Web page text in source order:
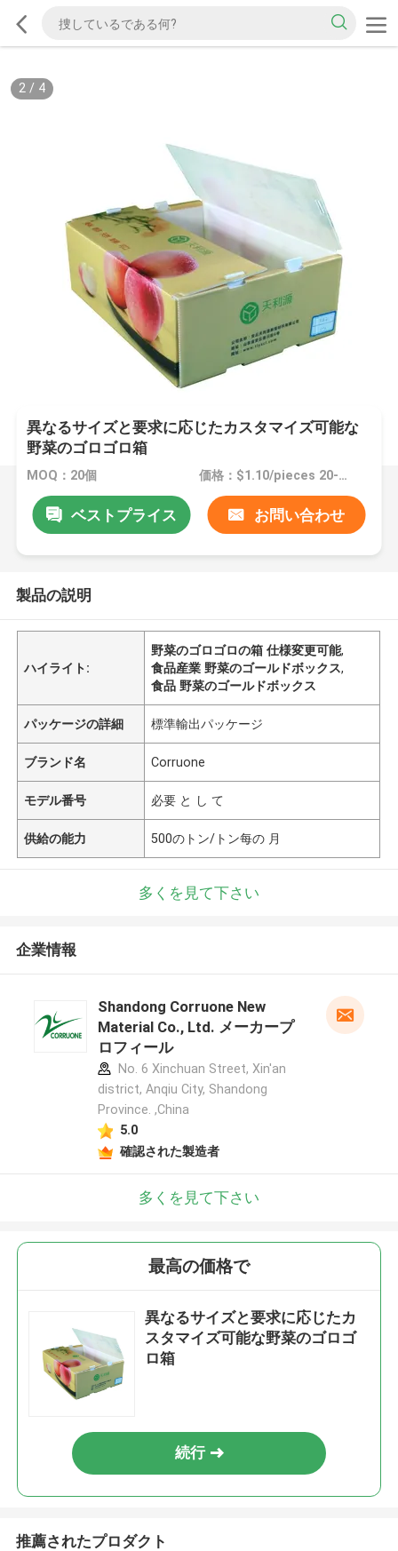
2/ 4
異なるサイズと要求に応じたカスタマイズ可能な
野菜のゴロゴロ箱
MOQ：20個 価格：$1.10/pieces 20-1999 pieces
ベストプライス お問い合わせ
製品の説明
ハイライト:
野菜のゴロゴロの箱 仕様変更可能,
食品産業 野菜のゴールドボックス,
食品 野菜のゴールドボックス
パッケージの詳細 標準輸出パッケージ
ブランド名 Corruone
モデル番号 必要 と し て
供給の能力 500のトン/トン每の 月
多くを見て下さい
企業情報
Shandong Corruone New
Material Co., Ltd. メーカープ
ロフィール
No. 6 Xinchuan Street, Xin'an
district, Anqiu City, Shandong
Province. ,China
5.0
確認された製造者
多くを見て下さい
最高の価格で
異なるサイズと要求に応じたカ
スタマイズ可能な野菜のゴロゴ
ロ箱
続行
推薦されたプロダクト